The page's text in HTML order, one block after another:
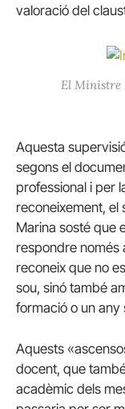
valoració del
El Ministre
Aquesta
segons el
professional i per
reconeixement, el
Marina sosté que
respondre només
reconeix que no
sou, sinó també
formació o un any
Aquests
docent, que
acadèmic dels